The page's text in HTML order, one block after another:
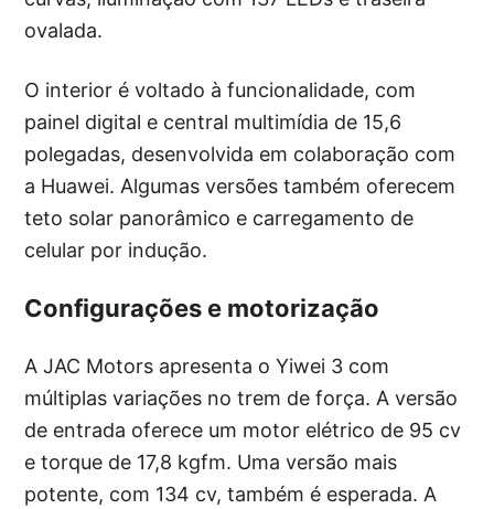
ovalada.
O interior é voltado à funcionalidade, com
painel digital e central multimídia de 15,6
polegadas, desenvolvida em colaboração com
a Huawei. Algumas versões também oferecem
teto solar panorâmico e carregamento de
celular por indução.
Configurações e motorização
A JAC Motors apresenta o Yiwei 3 com
múltiplas variações no trem de força. A versão
de entrada oferece um motor elétrico de 95 cv
e torque de 17,8 kgfm. Uma versão mais
potente, com 134 cv, também é esperada. A